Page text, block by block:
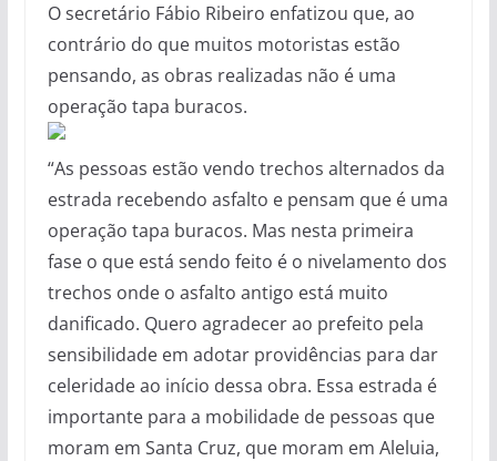
O secretário Fábio Ribeiro enfatizou que, ao
contrário do que muitos motoristas estão
pensando, as obras realizadas não é uma
operação tapa buracos.
“As pessoas estão vendo trechos alternados da
estrada recebendo asfalto e pensam que é uma
operação tapa buracos. Mas nesta primeira
fase o que está sendo feito é o nivelamento dos
trechos onde o asfalto antigo está muito
danificado. Quero agradecer ao prefeito pela
sensibilidade em adotar providências para dar
celeridade ao início dessa obra. Essa estrada é
importante para a mobilidade de pessoas que
moram em Santa Cruz, que moram em Aleluia,